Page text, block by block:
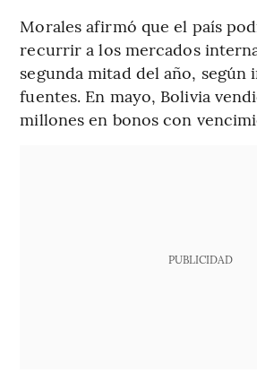
Morales afirmó que el país
recurrir a los mercados
segunda mitad del año, según
fuentes. En mayo, Bolivia
millones en bonos con
PUBLICIDAD